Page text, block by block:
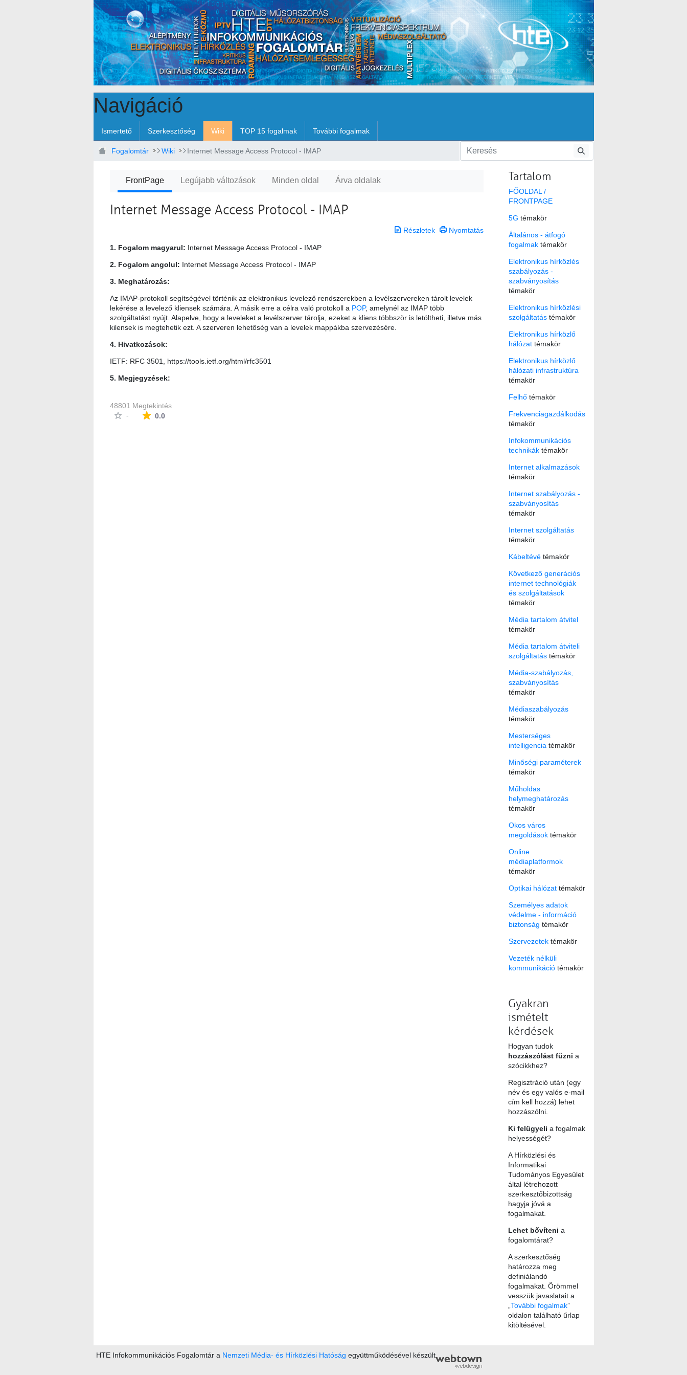
Navigáció
Ismertető Szerkesztőség Wiki TOP 15 fogalmak További fogalmak
Fogalomtár Wiki Internet Message Access Protocol - IMAP
FrontPage Legújabb változások Minden oldal Árva oldalak
Internet Message Access Protocol - IMAP
Részletek Nyomtatás
1. Fogalom magyarul: Internet Message Access Protocol - IMAP
2. Fogalom angolul: Internet Message Access Protocol - IMAP
3. Meghatározás:
Az IMAP-protokoll segítségével történik az elektronikus levelező rendszerekben a levélszervereken tárolt levelek
lekérése a levelező kliensek számára. A másik erre a célra való protokoll a POP, amelynél az IMAP több
szolgáltatást nyújt. Alapelve, hogy a leveleket a levélszerver tárolja, ezeket a kliens többször is letöltheti, illetve más
kilensek is megtehetik ezt. A szerveren lehetőség van a levelek mappákba szervezésére.
4. Hivatkozások:
IETF: RFC 3501, https://tools.ietf.org/html/rfc3501
5. Megjegyzések:
48801 Megtekintés
-
0.0Az átlagos minősítés 0 csillag a lehetséges 5-ből.
Tartalom
FŐOLDAL /
FRONTPAGE
5G témakör
Általános - átfogó
fogalmaktémakör
Elektronikus hírközlés
szabályozás -
szabványosítás
témakör
Elektronikus hírközlési
szolgáltatástémakör
Elektronikus hírközlő
hálózattémakör
Elektronikus hírközlő
hálózati infrastruktúra
témakör
Felhőtémakör
Frekvenciagazdálkodás
témakör
Infokommunikációs
technikáktémakör
Internet alkalmazások
témakör
Internet szabályozás -
szabványosítás
témakör
Internet szolgáltatás
témakör
Kábeltévétémakör
Következő generációs
internet technológiák
és szolgáltatások
témakör
Média tartalom átvitel
témakör
Média tartalom átviteli
szolgáltatástémakör
Média-szabályozás,
szabványosítás
témakör
Médiaszabályozás
témakör
Mesterséges
intelligencia témakör
Minőségi paraméterek
témakör
Műholdas
helymeghatározás
témakör
Okos város
megoldásoktémakör
Online
médiaplatformok
témakör
Optikai hálózattémakör
Személyes adatok
védelme - információ
biztonság témakör
Szervezetektémakör
Vezeték nélküli
kommunikációtémakör
Gyakran
ismételt
kérdések
Hogyan tudok
hozzászólást fűzni a
szócikkhez?
Regisztráció után (egy
név és egy valós e-mail
cím kell hozzá) lehet
hozzászólni.
Ki felügyeli a fogalmak
helyességét?
A Hírközlési és
Informatikai
Tudományos Egyesület
által létrehozott
szerkesztőbizottság
hagyja jóvá a
fogalmakat.
Lehet bővíteni a
fogalomtárat?
A szerkesztőség
határozza meg
definiálandó
fogalmakat. Örömmel
vesszük javaslatait a
További fogalmak”
oldalon található űrlap
kitöltésével.
HTE Infokommunikációs Fogalomtár a Nemzeti Média- és Hírközlési Hatóság együttműködésével készült